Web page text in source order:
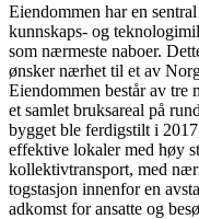
Eiendommen har en
kunnskaps- og
som nærmeste naboer.
ønsker nærhet til et av
Eiendommen består av tre
et samlet bruksareal på
bygget ble ferdigstilt i
effektive lokaler med høy
kollektivtransport, med
togstasjon innenfor en
adkomst for ansatte og